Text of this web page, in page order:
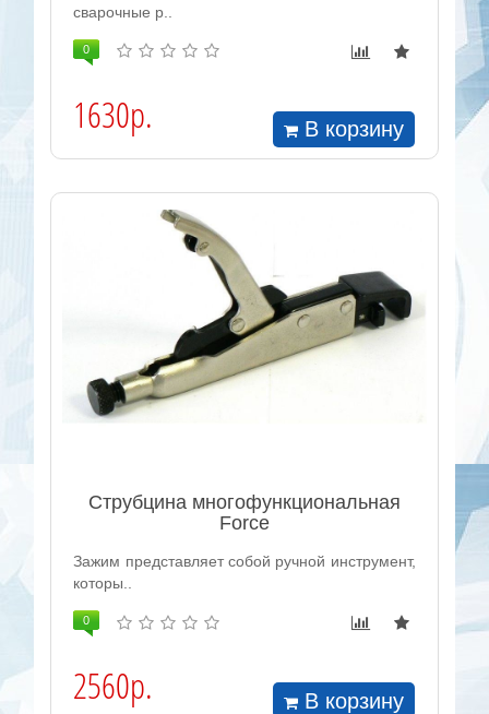
сварочные р..
0
1630р. В корзину
Струбцина многофункциональная
Force
Зажим представляет собой ручной инструмент,
которы..
0
2560р. В корзину